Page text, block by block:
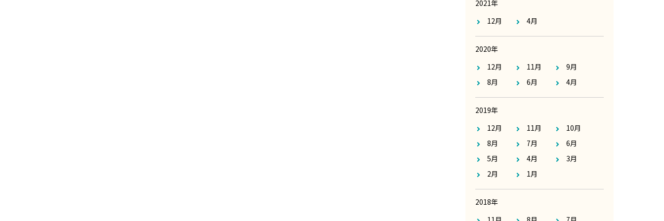
2021年
12月
4月
2020年
12月
11月
9月
8月
6月 4月
2019年
12月
11月
10月
8月
7月
6月
5月
4月
3月
2月
1月
2018年